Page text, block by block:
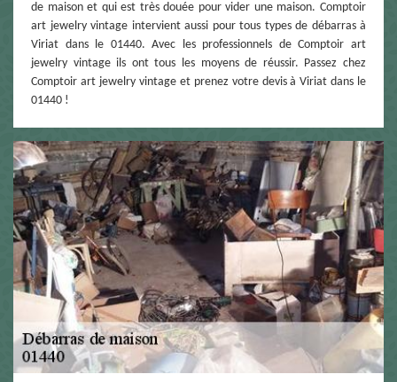
de maison et qui est très douée pour vider une maison. Comptoir
art jewelry vintage intervient aussi pour tous types de débarras à
Viriat dans le 01440. Avec les professionnels de Comptoir art
jewelry vintage ils ont tous les moyens de réussir. Passez chez
Comptoir art jewelry vintage et prenez votre devis à Viriat dans le
01440 !